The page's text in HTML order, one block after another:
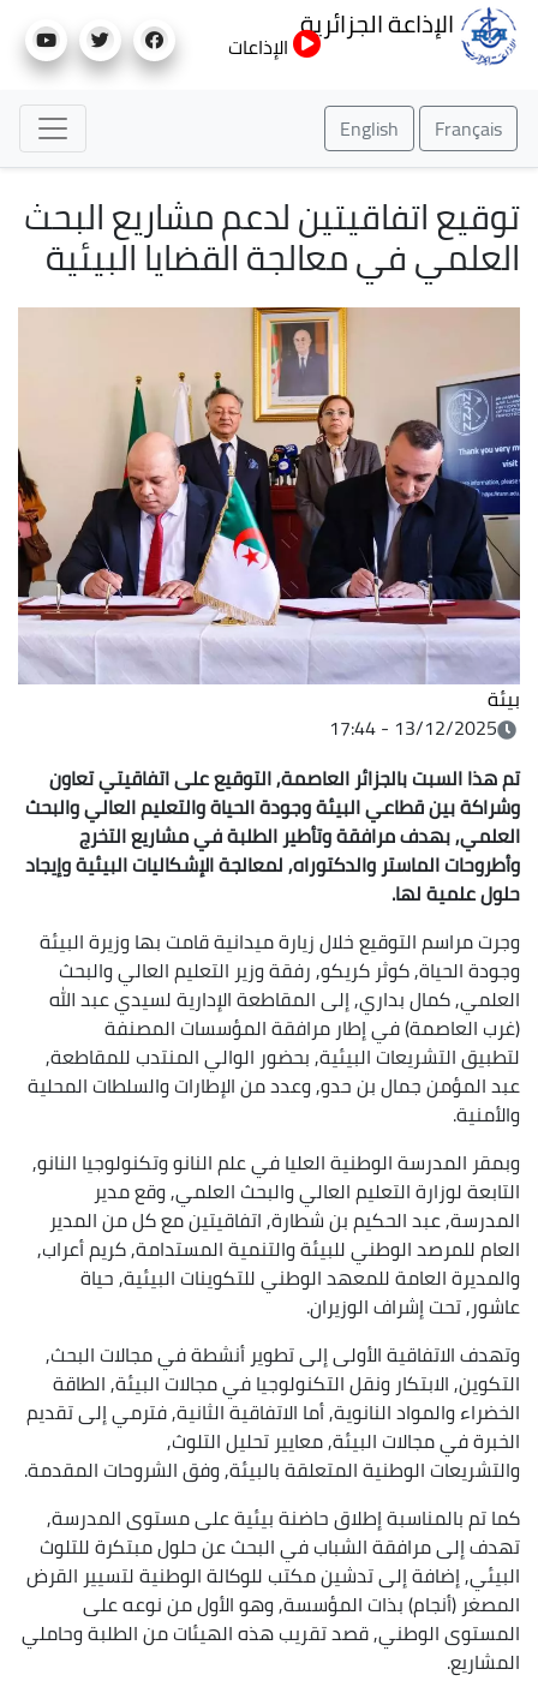
إلى
الإذاعة الجزائرية
الإذاعات
Français
English
توقيع اتفاقيتين لدعم مشاريع البحث
العلمي في معالجة القضايا البيئية
بيئة
13/12/2025 - 17:44
تم هذا السبت بالجزائر العاصمة, التوقيع على اتفاقيتي تعاون
وشراكة بين قطاعي البيئة وجودة الحياة والتعليم العالي والبحث
العلمي, بهدف مرافقة وتأطير الطلبة في مشاريع التخرج
وأطروحات الماستر والدكتوراه, لمعالجة الإشكاليات البيئية وإيجاد
حلول علمية لها.
وجرت مراسم التوقيع خلال زيارة ميدانية قامت بها وزيرة البيئة
وجودة الحياة, كوثر كريكو, رفقة وزير التعليم العالي والبحث
العلمي, كمال بداري, إلى المقاطعة الإدارية لسيدي عبد الله
(غرب العاصمة) في إطار مرافقة المؤسسات المصنفة
لتطبيق التشريعات البيئية, بحضور الوالي المنتدب للمقاطعة,
عبد المؤمن جمال بن حدو, وعدد من الإطارات والسلطات المحلية
والأمنية.
وبمقر المدرسة الوطنية العليا في علم النانو وتكنولوجيا النانو,
التابعة لوزارة التعليم العالي والبحث العلمي, وقع مدير
المدرسة, عبد الحكيم بن شطارة, اتفاقيتين مع كل من المدير
العام للمرصد الوطني للبيئة والتنمية المستدامة, كريم أعراب,
والمديرة العامة للمعهد الوطني للتكوينات البيئية, حياة
عاشور, تحت إشراف الوزيران.
وتهدف الاتفاقية الأولى إلى تطوير أنشطة في مجالات البحث,
التكوين, الابتكار ونقل التكنولوجيا في مجالات البيئة, الطاقة
الخضراء والمواد النانوية, أما الاتفاقية الثانية, فترمي إلى تقديم
الخبرة في مجالات البيئة, معايير تحليل التلوث,
والتشريعات الوطنية المتعلقة بالبيئة, وفق الشروحات المقدمة.
كما تم بالمناسبة إطلاق حاضنة بيئية على مستوى المدرسة,
تهدف إلى مرافقة الشباب في البحث عن حلول مبتكرة للتلوث
البيئي, إضافة إلى تدشين مكتب للوكالة الوطنية لتسيير القرض
المصغر (أنجام) بذات المؤسسة, وهو الأول من نوعه على
المستوى الوطني, قصد تقريب هذه الهيئات من الطلبة وحاملي
المشاريع.